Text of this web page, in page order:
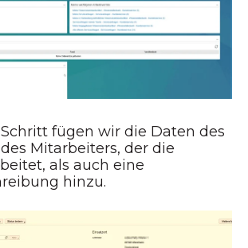
fügen wir die Daten des
Mitarbeiters, der die
als auch eine
hinzu.